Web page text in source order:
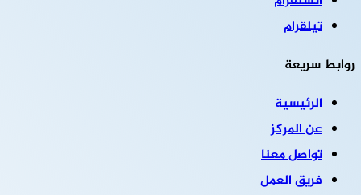
تيلقرام
روابط سريعة
الرئيسية
عن المركز
تواصل معنا
فريق العمل